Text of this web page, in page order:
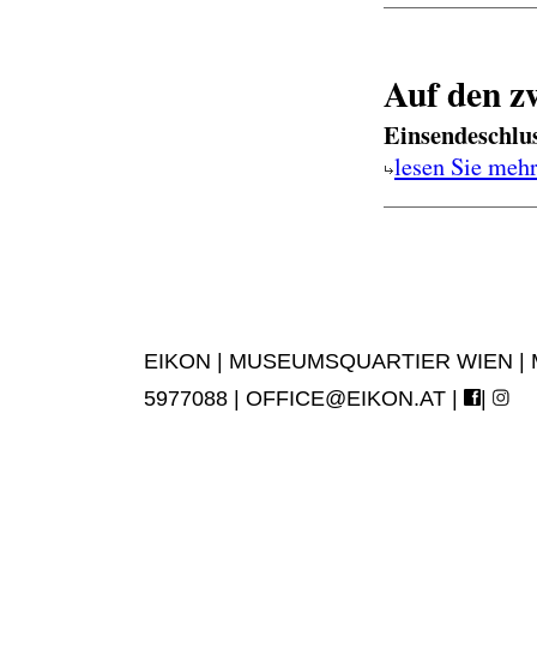
Auf den
lesen Sie mehr
EIKON | MUSEUMSQUARTIER WIEN
5977088 | OFFICE@EIKON.AT | |